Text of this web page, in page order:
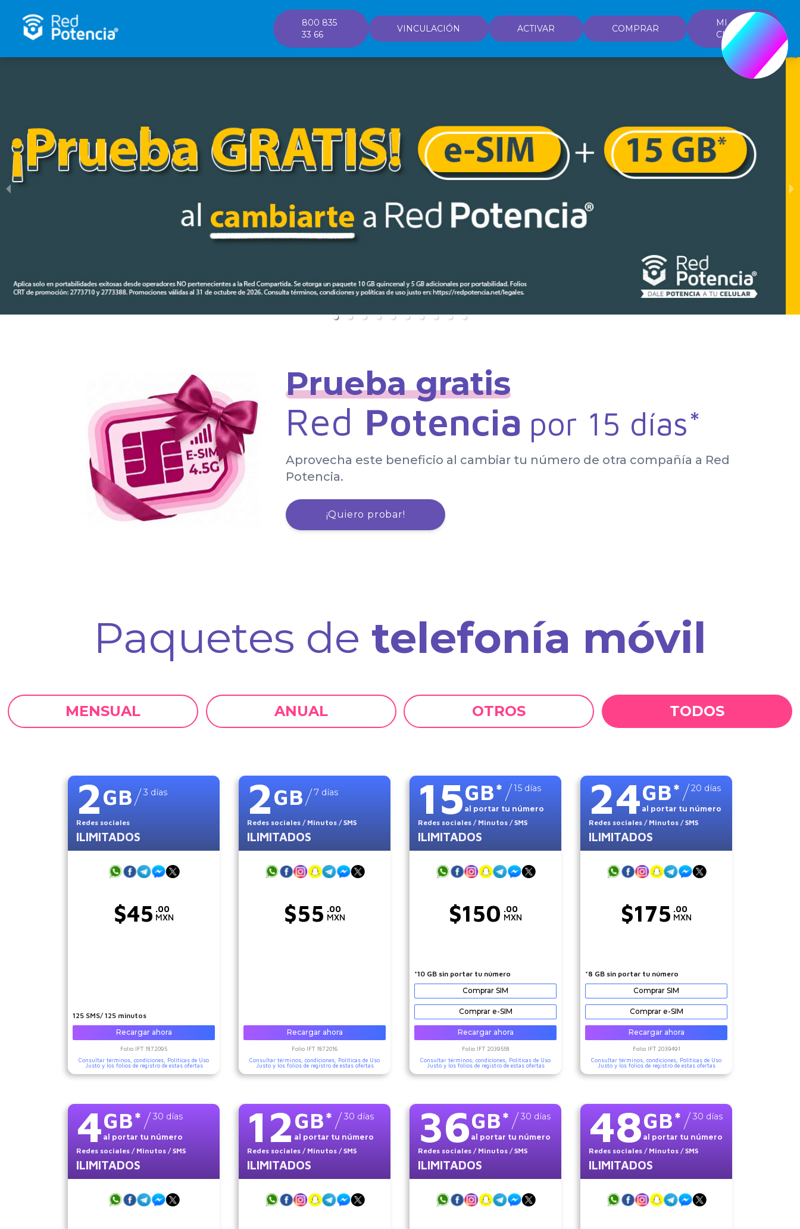
800 835
33 66
VINCULACIÓN ACTIVAR COMPRAR
MI
CUENTA
2 of 10
Prueba gratis
Red Potencia por 15 días*
Aprovecha este beneficio al cambiar tu número de otra compañía a Red
Potencia.
¡Quiero probar!
Paquetes de telefonía móvil
MENSUAL ANUAL OTROS TODOS
2GB 3 días
Redes sociales
ILIMITADOS
$45 .00
MXN
125 SMS/ 125 minutos
Recargar ahora
Folio IFT 1872095
Consultar términos, condiciones, Políticas de Uso
Justo y los folios de registro de estas ofertas
2GB 7 días
Redes sociales / Minutos / SMS
ILIMITADOS
$55 .00
MXN
Recargar ahora
Folio IFT 1872016
Consultar términos, condiciones, Políticas de Uso
Justo y los folios de registro de estas ofertas
15GB* 15 días
al portar tu número
Redes sociales / Minutos / SMS
ILIMITADOS
$150 .00
MXN
*10 GB sin portar tu número
Comprar SIM
Comprar e-SIM
Recargar ahora
Folio IFT 2039558
Consultar términos, condiciones, Políticas de Uso
Justo y los folios de registro de estas ofertas
24GB* 20 días
al portar tu número
Redes sociales / Minutos / SMS
ILIMITADOS
$175 .00
MXN
*8 GB sin portar tu número
Comprar SIM
Comprar e-SIM
Recargar ahora
Folio IFT 2039491
Consultar términos, condiciones, Políticas de Uso
Justo y los folios de registro de estas ofertas
4GB* 30 días
al portar tu número
Redes sociales / Minutos / SMS
ILIMITADOS
12GB* 30 días
al portar tu número
Redes sociales / Minutos / SMS
ILIMITADOS
36GB* 30 días
al portar tu número
Redes sociales / Minutos / SMS
ILIMITADOS
48GB* 30 días
al portar tu número
Redes sociales / Minutos / SMS
ILIMITADOS